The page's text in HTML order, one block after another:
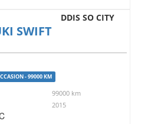
SWIFT
DDIS SO CITY
- 99000 KM
99000 km
2015